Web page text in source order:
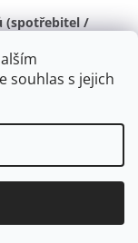
souhlas s jejich
(spotřebitel /
vyhrazena.